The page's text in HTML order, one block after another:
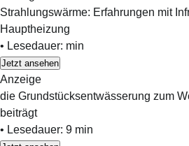
Strahlungswärme: Erfahrungen mit
Hauptheizung
• Lesedauer: min
Jetzt ansehen
Anzeige
die Grundstücksentwässerung zum
beiträgt
• Lesedauer: 9 min